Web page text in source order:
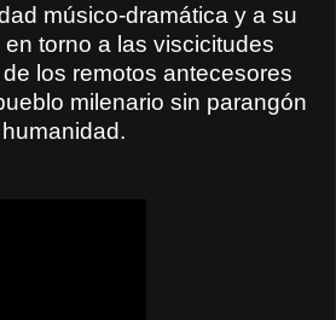
músico-dramática y a su
torno a las viscicitudes
los remotos antecesores
milenario sin parangón